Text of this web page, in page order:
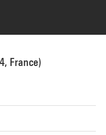
France)
Georges Meguerditchian/Dist.